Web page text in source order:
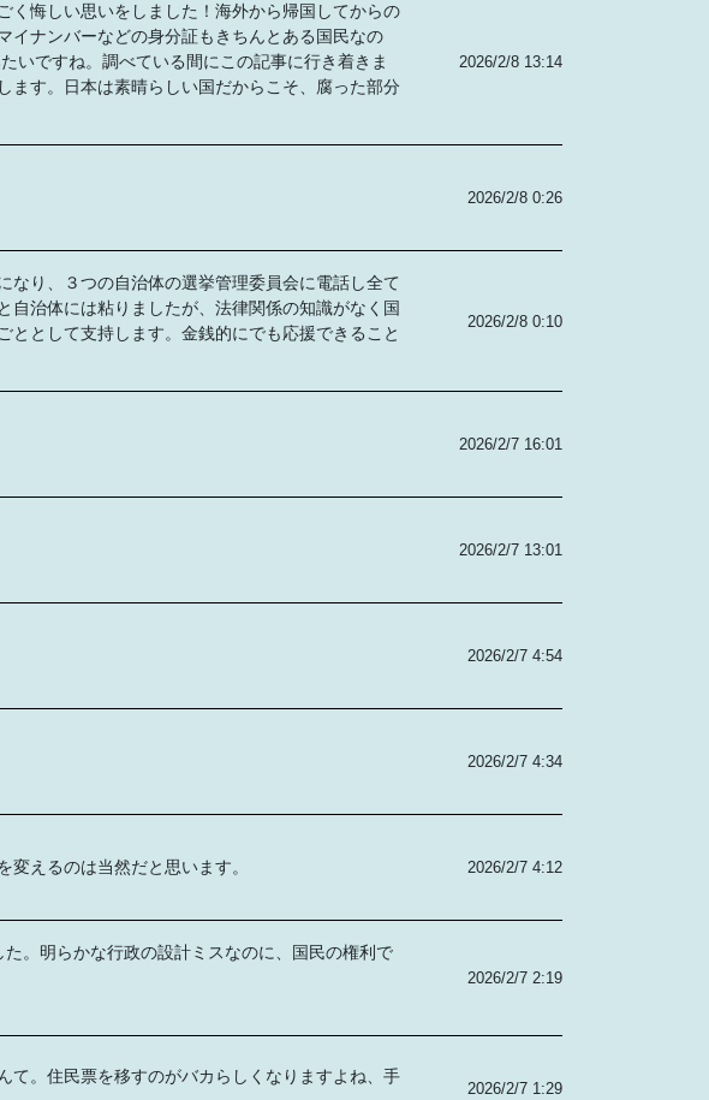
く悔しい思いをしました！海外から帰国してからの
イナンバーなどの身分証もきちんとある国民なの
いですね。調べている間にこの記事に行き着きま
ます。日本は素晴らしい国だからこそ、腐った部分
2026/2/8 13:14
2026/2/8 0:26
なり、３つの自治体の選挙管理委員会に電話し全て
自治体には粘りましたが、法律関係の知識がなく国
として支持します。金銭的にでも応援できること
2026/2/8 0:10
2026/2/7 16:01
2026/2/7 13:01
2026/2/7 4:54
2026/2/7 4:34
えるのは当然だと思います。 2026/2/7 4:12
。明らかな行政の設計ミスなのに、国民の権利で
2026/2/7 2:19
て。住民票を移すのがバカらしくなりますよね、手
2026/2/7 1:29